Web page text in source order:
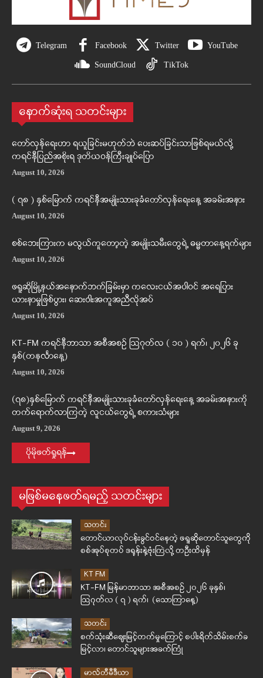
Telegram Facebook Twitter YouTube
SoundCloud TikTok
နောက်ဆုံးရ သတင်းများ
တော်လှန်ရေးဟာ ရယူခြင်းမဟုတ်ဘဲ ပေးဆပ်ခြင်းသာဖြစ်ရမယ်လို့
ကရင်နီပြည်အစိုးရ ဒုတိယဝန်ကြီးချုပ်ပြော
August 10, 2026
( ၇၈ ) နှစ်မြောက် ကရင်နီအမျိုးသားခုခံတော်လှန်ရေးနေ့ အခမ်းအနား
August 10, 2026
စစ်ဘေးကြားက မလွယ်ကူတော့တဲ့ အမျိုးသမီးတွေရဲ့ ဓမ္မတာနေ့ရက်များ
August 10, 2026
ဖရူဆိုမြို့နယ်အနောက်ဘက်ခြမ်းမှာ ကလေးငယ်အပါဝင် အရေပြား
ယားနာမှုဖြစ်ပွား၊ ဆေးဝါးအကူအညီလိုအပ်
August 10, 2026
KT-FM ကရင်နီဘာသာ အစီအစဉ် ဩဂုတ်လ ( ၁၀ ) ရက်၊ ၂၀၂၆ ခု
နှစ်(တနင်္လာနေ့)
August 10, 2026
(၇၈)နှစ်မြောက် ကရင်နီအမျိုးသားခုခံတော်လှန်ရေးနေ့ အခမ်းအနားကို
တက်ရောက်လာကြတဲ့ လူငယ်တွေရဲ့ စကားသံများ
August 9, 2026
ပိုမိုဖတ်ရှုရန်
မဖြစ်မနေဖတ်ရမည့် သတင်းများ
သတင်း
တောင်ယာလုပ်ငန်းခွင်ဝင်နေတဲ့ ဖရူဆိုတောင်သူတွေကို
စစ်အုပ်စုတပ် ဒရုန်းနဲ့ဗုံးကြဲလို့ တဦးထိမှန်
KT FM
KT-FM မြန်မာဘာသာ အစီအစဉ် ၂၀၂၆ ခုနှစ်၊
ဩဂုတ်လ ( ၇ ) ရက်၊ (သောကြာနေ့)
သတင်း
စက်သုံးဆီဈေးမြင့်တက်မှုကြောင့် စပါးရိတ်သိမ်းစက်ခ
မြင့်လာ၊ တောင်သူများအခက်ကြုံ
မာလ်တီမီဒီယာ